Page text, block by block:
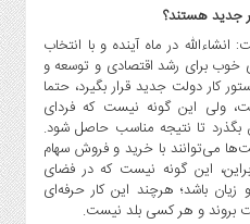
جدید هستند؟
انشاءالله در ماه آینده و با انتخاب
برای رشد اقتصادی و توسعه و
کار دولت جدید قرار بگیرد، حتما
ولی این گونه نیست که فردای
بگذرد تا نتیجه مناسب حاصل شود.
می‌توانند با خرید و فروش سهام
این گونه نیست که در فضای
باشد؛ هرچند این کار حرفه‌ای
بروند و هر کسی بلد نیست.